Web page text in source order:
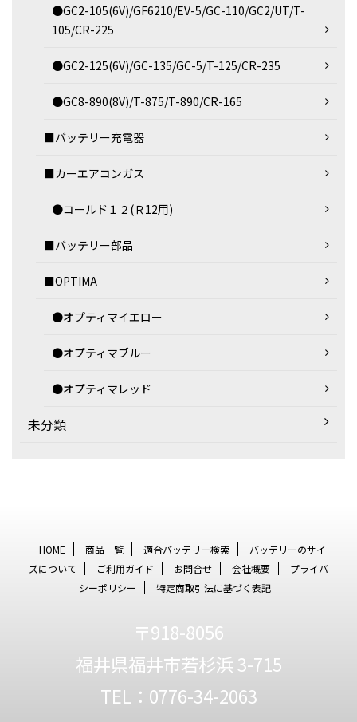
●GC2-105(6V)/GF6210/EV-5/GC-110/GC2/UT/T-
105/CR-225
●GC2-125(6V)/GC-135/GC-5/T-125/CR-235
●GC8-890(8V)/T-875/T-890/CR-165
■バッテリー充電器
■カーエアコンガス
●コールド１２(Ｒ12用)
■バッテリー部品
■OPTIMA
●オプティマイエロー
●オプティマブルー
●オプティマレッド
未分類
HOME 商品一覧 適合バッテリー検索
バッテリーのサイ
ズについて
ご利用ガイド お問合せ 会社概要
プライバ
シーポリシー
特定商取引法に基づく表記
〒918-8056
福井県福井市若杉浜 3-715
TEL：0776-34-2063